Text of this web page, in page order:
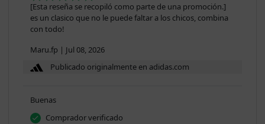
[Esta reseña se recopiló como parte de una promoción.]
es un clasico que no le puede faltar a los chicos, combina
con todo!
Maru.fp | Jul 08, 2026
Publicado originalmente en adidas.com
Buenas
Comprador verificado